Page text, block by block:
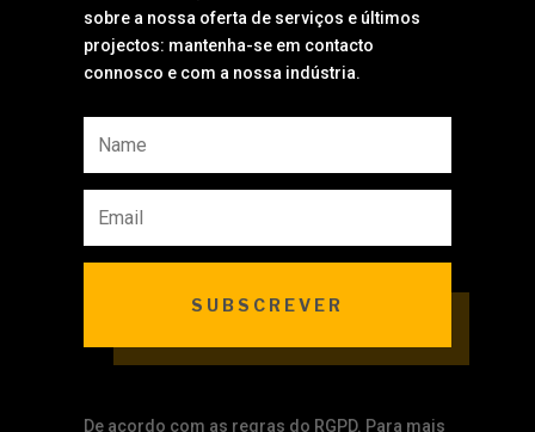
sobre a nossa oferta de serviços e últimos
projectos: mantenha-se em contacto
connosco e com a nossa indústria.
SUBSCREVER
De acordo com as regras do RGPD. Para mais